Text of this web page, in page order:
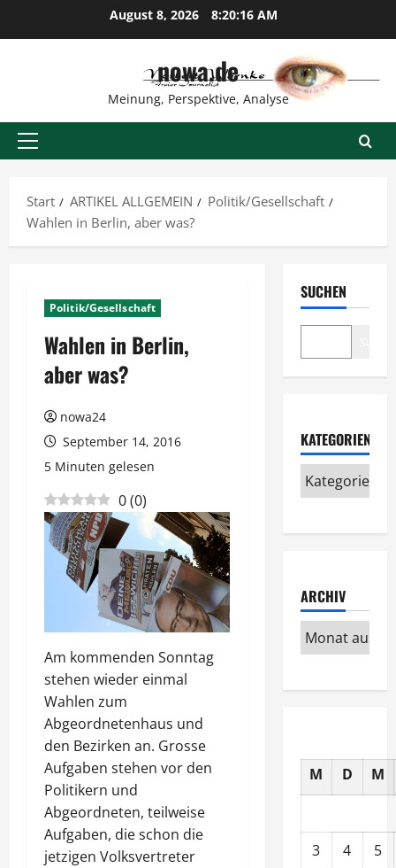
August 8, 2026 8:20:17 AM
nowa.de
Meinung, Perspektive, Analyse
Primäres
Start
ARTIKEL ALLGEMEIN
Politik/Gesellschaft
Wahlen in Berlin, aber was?
Politik/Gesellschaft
Wahlen in Berlin,
aber was?
nowa24
September 14, 2016
5 Minuten gelesen
0(0)
Am kommenden Sonntag
stehen wieder einmal
Wahlen zum
Abgeordnetenhaus und
den Bezirken an. Grosse
Aufgaben stehen vor den
Politikern und
Abgeordneten, teilweise
Aufgaben, die schon die
jetzigen Volksvertreter
SUCHEN
KATEGORIEN
ARCHIV
M D M
3 4
5